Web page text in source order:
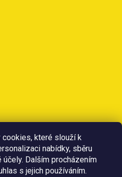
cookies, které slouží k
nabídky, sběru
účely. Dalším procházením
s jejich používáním.